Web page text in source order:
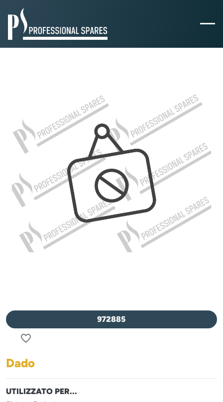
972885
favorite_border
Dado
UTILIZZATO PER...